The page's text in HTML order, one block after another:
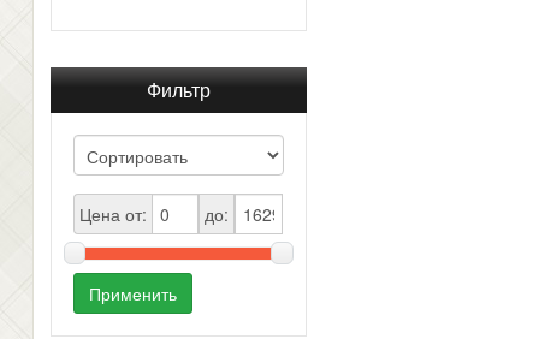
Фильтр
Цена от: до:
Применить